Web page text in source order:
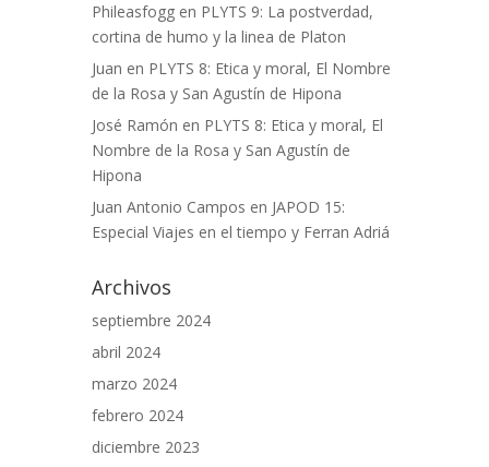
Phileasfogg en PLYTS 9: La postverdad,
cortina de humo y la linea de Platon
Juan en PLYTS 8: Etica y moral, El Nombre
de la Rosa y San Agustín de Hipona
José Ramón en PLYTS 8: Etica y moral, El
Nombre de la Rosa y San Agustín de
Hipona
Juan Antonio Campos en JAPOD 15:
Especial Viajes en el tiempo y Ferran Adriá
Archivos
septiembre 2024
abril 2024
marzo 2024
febrero 2024
diciembre 2023